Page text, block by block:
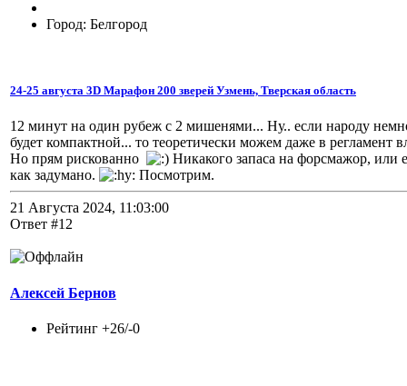
Город: Белгород
24-25 августа 3D Марафон 200 зверей Узмень, Тверская область
12 минут на один рубеж с 2 мишенями... Ну.. если народу
будет компактной... то теоретически можем даже в регламент
Но прям рискованно
Никакого запаса на форсмажор, или
как задумано.
Посмотрим.
21 Августа 2024, 11:03:00
Ответ #12
Алексей Бернов
Рейтинг +26/-0